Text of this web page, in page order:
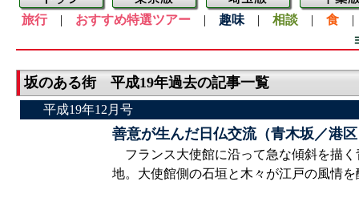
旅行| おすすめ特選ツアー | 趣味 | 相談 | 食
坂のある街 平成19年過去の記事一覧
平成19年12月号
善意が生んだ日仏交流（青木坂／港
フランス大使館に沿って急な傾斜を描く
地。大使館側の石垣と木々が江戸の風情